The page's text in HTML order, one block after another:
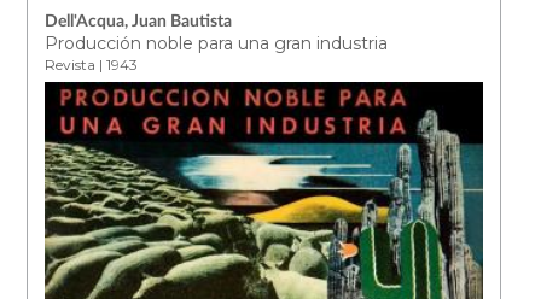
Dell'Acqua, Juan Bautista
Producción noble para una gran industria
Revista | 1943